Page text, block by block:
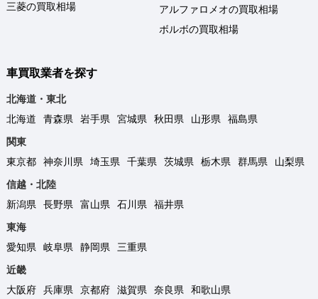
三菱の買取相場
アルファロメオの買取相場
ボルボの買取相場
車買取業者を探す
北海道・東北
北海道
青森県 岩手県 宮城県 秋田県 山形県
福島県
関東
東京都
神奈川県 埼玉県 千葉県 茨城県 栃木県 群馬県
山梨県
信越・北陸
新潟県
長野県 富山県 石川県
福井県
東海
愛知県
岐阜県 静岡県
三重県
近畿
大阪府
兵庫県 京都府 滋賀県 奈良県
和歌山県